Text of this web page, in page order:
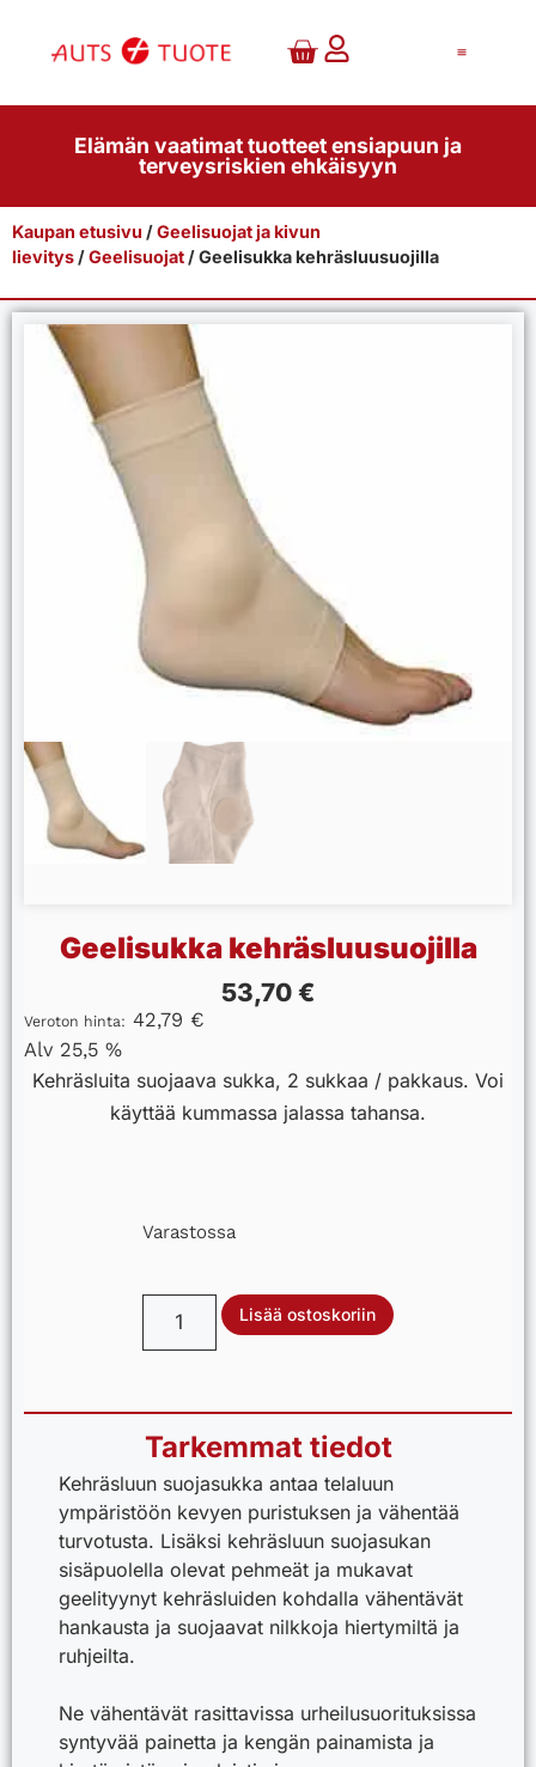
Elämän vaatimat tuotteet ensiapuun ja
terveysriskien ehkäisyyn
Kaupan etusivu /Geelisuojat ja kivun
lievitys /Geelisuojat / Geelisukka kehräsluusuojilla
Geelisukka kehräsluusuojilla
Kehräsluita suojaava sukka, 2 sukkaa / pakkaus. Voi
käyttää kummassa jalassa tahansa.
53,70 €
Veroton hinta: 42,79 €
Alv 25,5 %
Varastossa
Lisää ostoskoriin
l
t
e
r
n
a
t
i
:
Tarkemmat tiedot
Kehräsluun suojasukka antaa telaluun
ympäristöön kevyen puristuksen ja vähentää
turvotusta. Lisäksi kehräsluun suojasukan
sisäpuolella olevat pehmeät ja mukavat
geelityynyt kehräsluiden kohdalla vähentävät
hankausta ja suojaavat nilkkoja hiertymiltä ja
ruhjeilta.
Ne vähentävät rasittavissa urheilusuorituksissa
syntyvää painetta ja kengän painamista ja